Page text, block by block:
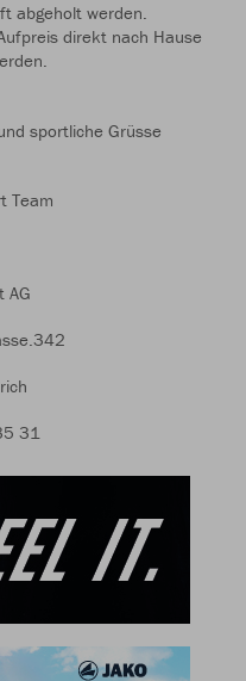
abgeholt werden.
direkt nach Hause
sportliche Grüsse
Team
AG
31